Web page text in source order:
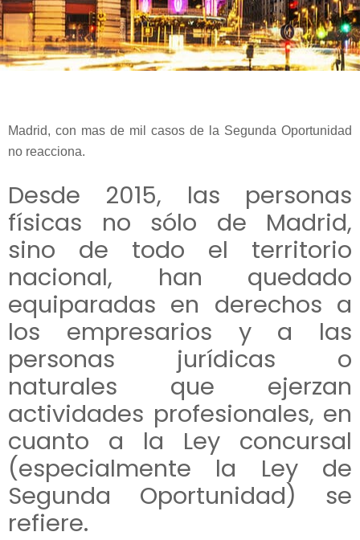
Madrid, con mas de mil casos de la Segunda Oportunidad
no reacciona.
Desde 2015, las personas
físicas no sólo de Madrid,
sino de todo el territorio
nacional, han quedado
equiparadas en derechos a
los empresarios y a las
personas jurídicas o
naturales que ejerzan
actividades profesionales, en
cuanto a la Ley concursal
(especialmente la Ley de
Segunda Oportunidad) se
refiere.